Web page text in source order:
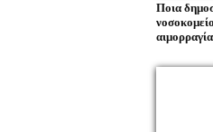
Ποια
αιμορραγία